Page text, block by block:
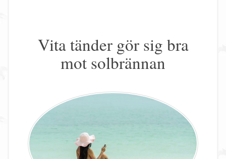
Vita tänder gör sig bra
mot solbrännan